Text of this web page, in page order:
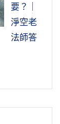
要？｜
淨空老
法師答